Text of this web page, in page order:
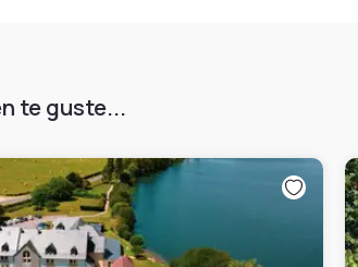
te guste...